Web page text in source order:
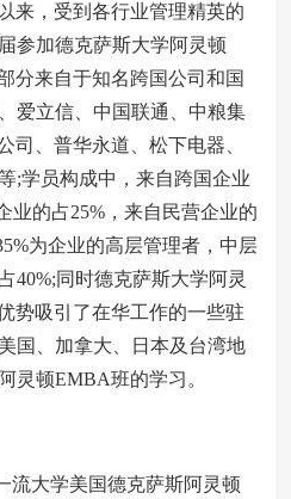
来，受到各行业管理精英的
参加德克萨斯大学阿灵顿
分来自于知名跨国公司和国
爱立信、中国联通、中粮集
司、普华永道、松下电器、
;学员构成中，来自跨国企业
业的占25%，来自民营企业的
为企业的高层管理者，中层
40%;同时德克萨斯大学阿灵
势吸引了在华工作的一些驻
国、加拿大、日本及台湾地
灵顿EMBA班的学习。
大学美国德克萨斯阿灵顿